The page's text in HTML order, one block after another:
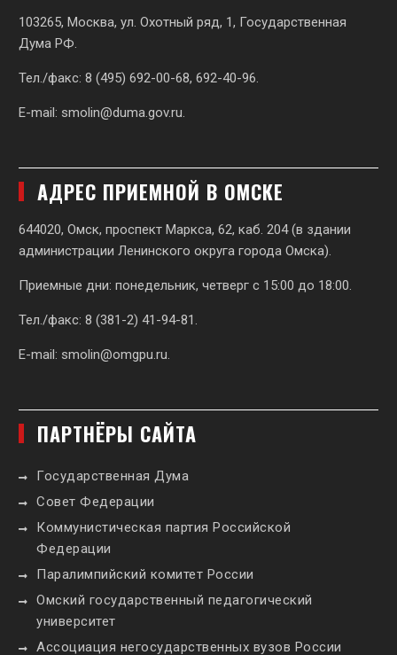
103265, Москва, ул. Охотный ряд, 1, Государственная
Дума РФ.
Тел./факс: 8 (495) 692-00-68, 692-40-96.
E-mail: smolin@duma.gov.ru
АДРЕС ПРИЕМНОЙ В ОМСКЕ
644020, Омск, проспект Маркса, 62, каб. 204 (в здании
администрации Ленинского округа города Омска).
Приемные дни: понедельник, четверг с 15:00 до 18:00.
Тел./факс: 8 (381-2) 41-94-81.
E-mail: smolin@omgpu.ru
ПАРТНЁРЫ САЙТА
Государственная Дума
Совет Федерации
Коммунистическая партия Российской
Федерации
Паралимпийский комитет России
Омский государственный педагогический
университет
Ассоциация негосударственных вузов России